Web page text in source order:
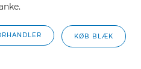
KØB BLÆK